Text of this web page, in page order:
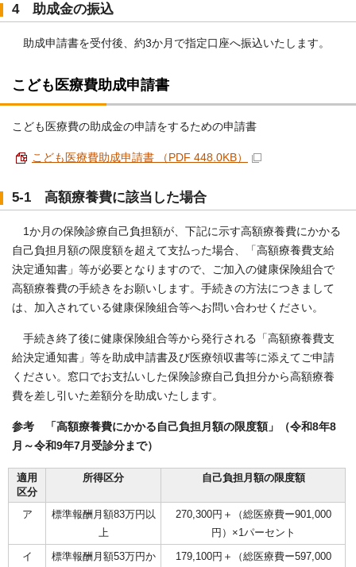
4 助成金の振込
助成申請書を受付後、約3か月で指定口座へ振込いたします。
こども医療費助成申請書
こども医療費の助成金の申請をするための申請書
こども医療費助成申請書 （PDF 448.0KB）
5-1 高額療養費に該当した場合
1か月の保険診療自己負担額が、下記に示す高額療養費にかかる
自己負担月額の限度額を超えて支払った場合、「高額療養費支給
決定通知書」等が必要となりますので、ご加入の健康保険組合で
高額療養費の手続きをお願いします。手続きの方法につきまして
は、加入されている健康保険組合等へお問い合わせください。
手続き終了後に健康保険組合等から発行される「高額療養費支
給決定通知書」等を助成申請書及び医療領収書等に添えてご申請
ください。窓口でお支払いした保険診療自己負担分から高額療養
費を差し引いた差額分を助成いたします。
参考 「高額療養費にかかる自己負担月額の限度額」（令和8年8
月～令和9年7月受診分まで）
適用
区分
所得区分 自己負担月額の限度額
ア
標準報酬月額83万円以
上
270,300円＋（総医療費ー901,000
円）×1パーセント
イ
標準報酬月額53万円か
179,100円＋（総医療費ー597,000